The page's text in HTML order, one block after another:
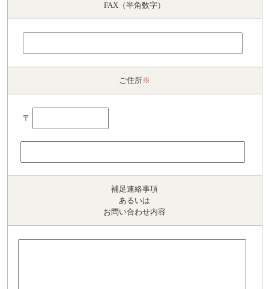
FAX（半角数字）
ご住所※
〒
補足連絡事項
あるいは
お問い合わせ内容